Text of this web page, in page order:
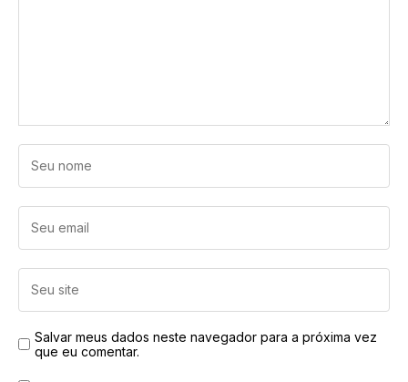
Salvar meus dados neste navegador para a próxima vez
que eu comentar.